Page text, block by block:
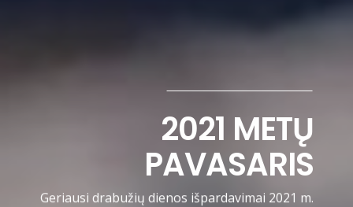
2021 METŲ
PAVASARIS
Geriausi drabužių dienos išpardavimai 2021 m.